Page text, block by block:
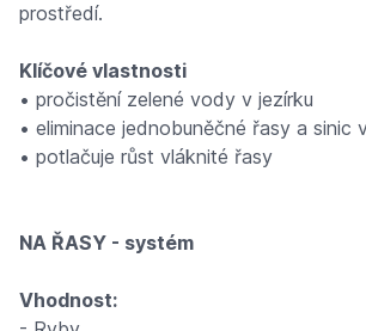
prostředí.
Klíčové vlastnosti
• pročistění zelené vody v jezírku
• eliminace jednobuněčné řasy a sinic
• potlačuje růst vláknité řasy
NA ŘASY - systém
Vhodnost: